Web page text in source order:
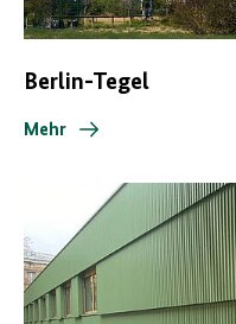
Berlin-Tegel
Mehr